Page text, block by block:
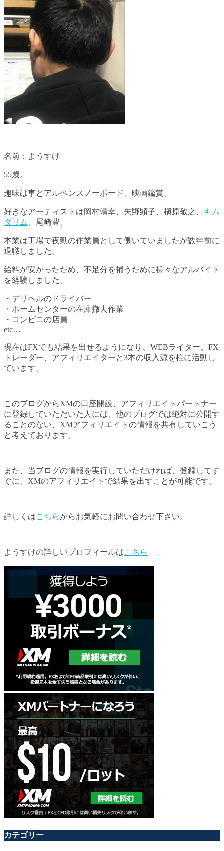
名前：ようすけ
55歳。
趣味は車とアルペンスノーボード、映画鑑賞。
好きなアーティストは岡村靖幸、矢野顕子、槇原敬之、 キム
ダリム
、尾崎豊。
本業は工場で夜勤の作業員として働いていましたが数年前に
退職しました。
給料が安かったため、不足分を補うために様々なアルバイト
を経験しました。
・デリヘルのドライバー
・ホームセンターの在庫撤去作業
・コンビニの店員
etc…
現在はFXでも結果を出せるようになり、WEBライター、FX
トレーダー、アフィリエイターと3本の収入源を柱に活動し
ています。
このブログからXMの口座開設、アフィリエイトパートナー
に登録していただいた人には、他のブログでは絶対に公開す
ることのない、XMアフィリエイトの情報を共有していこう
と考えております。
また、当ブログの情報を実行していただければ、登録してす
ぐに、XMのアフィリエイトで結果を出すことが可能です。
詳しくはこちらからお気軽にお問い合わせ下さい。
ようすけの詳しいプロフィールはこちら
カテゴリー